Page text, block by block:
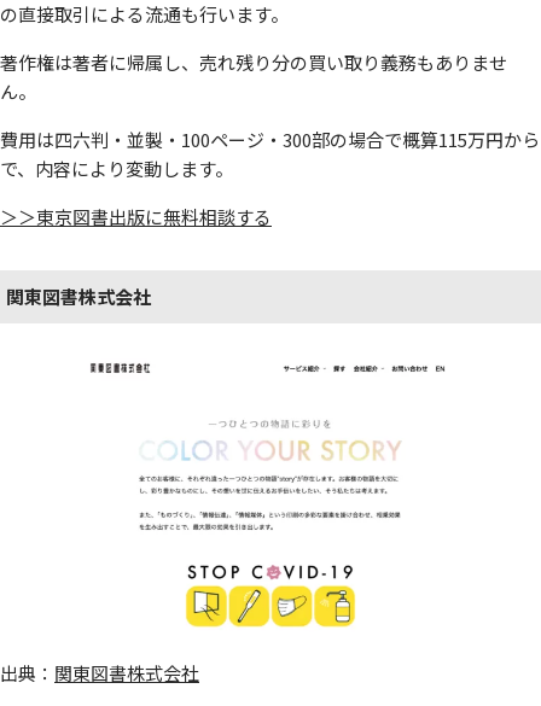
の直接取引による流通も行います。
著作権は著者に帰属し、売れ残り分の買い取り義務もありませ
ん。
費用は四六判・並製・100ページ・300部の場合で概算115万円から
で、内容により変動します。
＞＞東京図書出版に無料相談する
関東図書株式会社
出典： 関東図書株式会社